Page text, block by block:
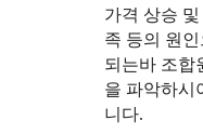
가격 상승
족 등의 원
되는바 조합
을 파악하시
니다.